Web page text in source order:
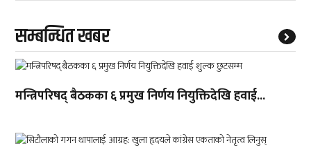
सम्बन्धित खबर
मन्त्रिपरिषद् बैठकका ६ प्रमुख निर्णय नियुक्तिदेखि हवाई...